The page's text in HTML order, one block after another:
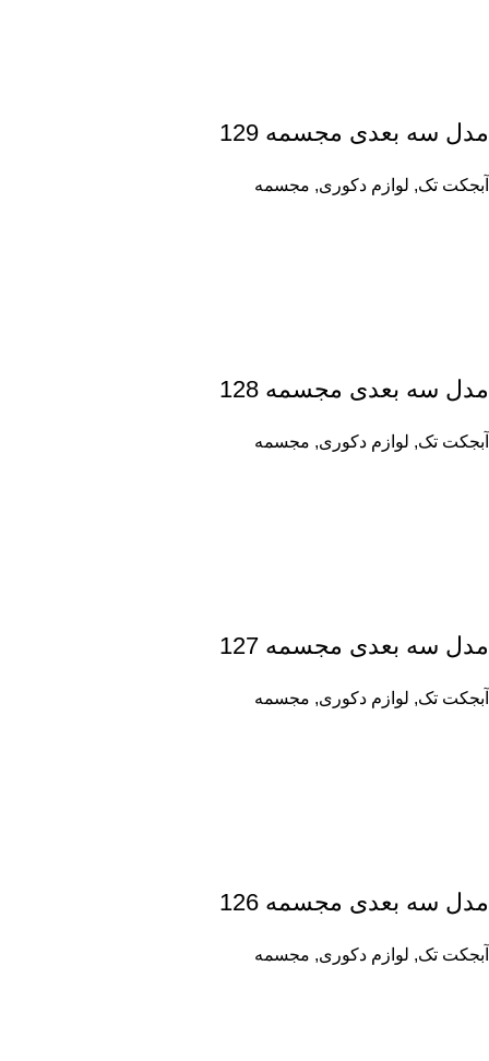
مدل سه بعدی مجسمه 129
آبجکت تک, لوازم دکوری, مجسمه
مدل سه بعدی مجسمه 128
آبجکت تک, لوازم دکوری, مجسمه
مدل سه بعدی مجسمه 127
آبجکت تک, لوازم دکوری, مجسمه
مدل سه بعدی مجسمه 126
آبجکت تک, لوازم دکوری, مجسمه